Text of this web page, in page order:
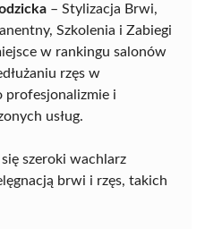
– Stylizacja Brwi,
Szkolenia i Zabiegi
w rankingu salonów
rzęs w
profesjonalizmie i
usług.
szeroki wachlarz
brwi i rzęs, takich